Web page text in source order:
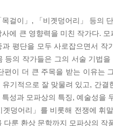
걸이」, 「비곗덩어리」 등의
에 큰 영향력을 미친 작가다.
과 평단을 모두 사로잡으면서
등의 작가들은 그의 서술 기법
편이 더 큰 주목을 받는 이유는
기적으로 잘 맞물려 있고, 간
성과 모파상의 특징, 예술성을
곗덩어리」를 비롯해 전쟁에 휘
다룬 환상 문학까지 모파상의